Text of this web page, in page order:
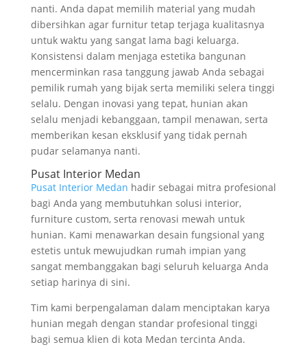
nanti. Anda dapat memilih material yang mudah
dibersihkan agar furnitur tetap terjaga kualitasnya
untuk waktu yang sangat lama bagi keluarga.
Konsistensi dalam menjaga estetika bangunan
mencerminkan rasa tanggung jawab Anda sebagai
pemilik rumah yang bijak serta memiliki selera tinggi
selalu. Dengan inovasi yang tepat, hunian akan
selalu menjadi kebanggaan, tampil menawan, serta
memberikan kesan eksklusif yang tidak pernah
pudar selamanya nanti.
Pusat Interior Medan
Pusat Interior Medan hadir sebagai mitra profesional
bagi Anda yang membutuhkan solusi interior,
furniture custom, serta renovasi mewah untuk
hunian. Kami menawarkan desain fungsional yang
estetis untuk mewujudkan rumah impian yang
sangat membanggakan bagi seluruh keluarga Anda
setiap harinya di sini.
Tim kami berpengalaman dalam menciptakan karya
hunian megah dengan standar profesional tinggi
bagi semua klien di kota Medan tercinta Anda.